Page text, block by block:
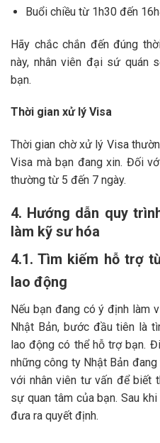
Buổi chiều từ 1h30 đến
Hãy chắc chắn đến đúng
này, nhân viên đại sứ quán
bạn.
Thời gian xử lý Visa
Thời gian chờ xử lý Visa
Visa mà bạn đang xin. Đối
thường từ 5 đến 7 ngày.
4. Hướng dẫn quy
làm kỹ sư hóa
4.1. Tìm kiếm hỗ trợ
lao động
Nếu bạn đang có ý định làm
Nhật Bản, bước đầu tiên là
lao động có thể hỗ trợ bạn.
những công ty Nhật Bản
với nhân viên tư vấn để biết
sự quan tâm của bạn. Sau
đưa ra quyết định.